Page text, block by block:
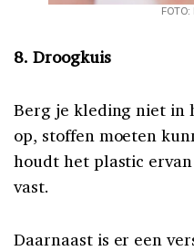
FOTO:
8. Droogkuis
Berg je kleding niet in
op, stoffen moeten
houdt het plastic
vast.
Daarnaast is er een